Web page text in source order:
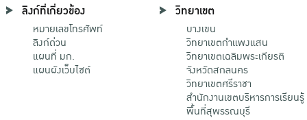
ลิงก์ที่เกี่ยวข้อง
หมายเลขโทรศัพท์
ลิงก์ด่วน
แผนที่ มก.
แผนผังเว็บไซต์
วิทยาเขต
บางเขน
วิทยาเขตกําแพงแสน
วิทยาเขตเฉลิมพระเกียรติ
จังหวัดสกลนคร
วิทยาเขตศรีราชา
สำนักงานเขตบริหารการเรียนรู้
พื้นที่สุพรรณบุรี